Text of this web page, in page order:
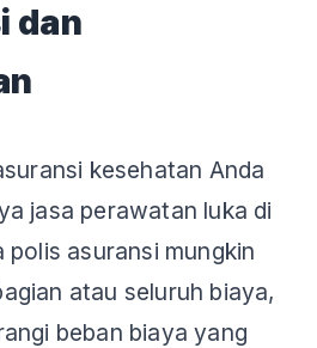
dan
kesehatan Anda
jasa perawatan luka di
polis asuransi mungkin
atau seluruh biaya,
beban biaya yang